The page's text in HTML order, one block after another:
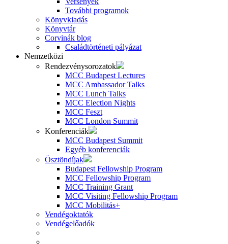
További programok
Könyvkiadás
Könyvtár
Corvinák blog
Családtörténeti pályázat
Nemzetközi
Rendezvénysorozatok
MCC Budapest Lectures
MCC Ambassador Talks
MCC Lunch Talks
MCC Election Nights
MCC Feszt
MCC London Summit
Konferenciák
MCC Budapest Summit
Egyéb konferenciák
Ösztöndíjak
Budapest Fellowship Program
MCC Fellowship Program
MCC Training Grant
MCC Visiting Fellowship Program
MCC Mobilitás+
Vendégoktatók
Vendégelőadók